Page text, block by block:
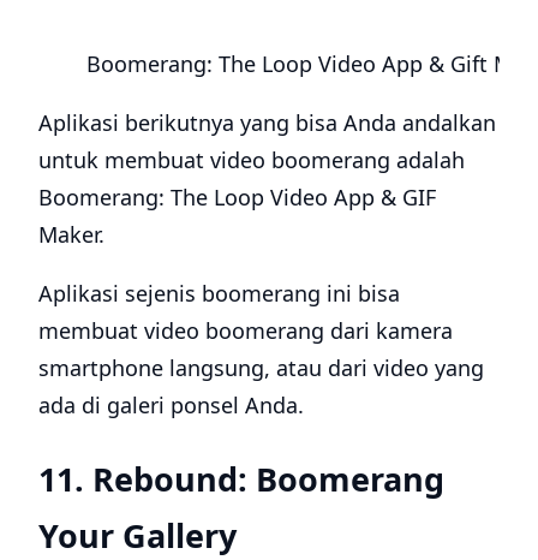
Boomerang: The Loop Video App & Gift
Aplikasi berikutnya yang bisa Anda andalkan
untuk membuat video boomerang adalah
Boomerang: The Loop Video App & GIF
Maker.
Aplikasi sejenis boomerang ini bisa
membuat video boomerang dari kamera
smartphone langsung, atau dari video yang
ada di galeri ponsel Anda.
11. Rebound: Boomerang
Your Gallery